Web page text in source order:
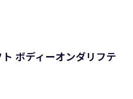
ボディーオンダリフテ